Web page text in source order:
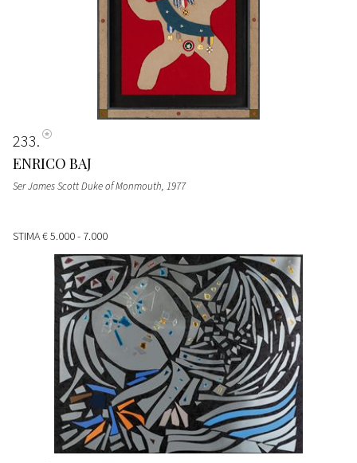
233
ENRICO BAJ
Ser James Scott Duke of Monmouth, 1977
STIMA€ 5.000 - 7.000